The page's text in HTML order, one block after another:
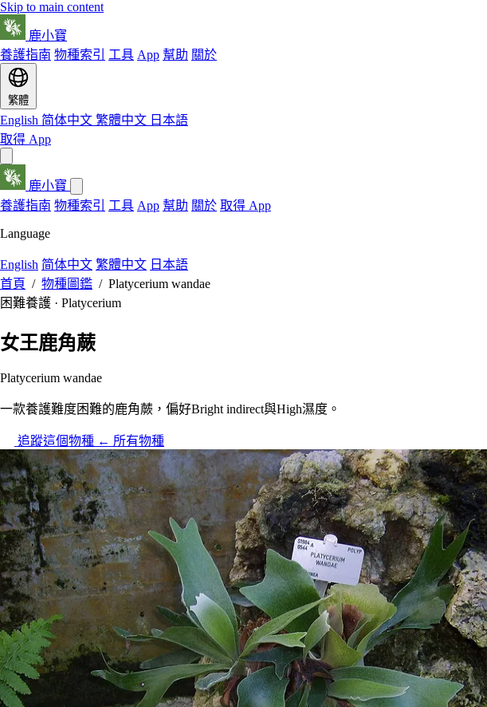
Skip to main content
鹿小寶
養護指南 物種索引 工具 App 幫助 關於
繁體
English 简体中文 繁體中文 日本語
取得 App
鹿小寶
養護指南 物種索引 工具 App 幫助 關於 取得 App
Language
English 简体中文 繁體中文 日本語
首頁 / 物種圖鑑 / Platycerium wandae
困難養護 · Platycerium
女王鹿角蕨
Platycerium wandae
一款養護難度困難的鹿角蕨，偏好Bright indirect與High濕度。
追蹤這個物種 ← 所有物種